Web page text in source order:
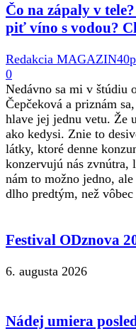
Čo na zápaly v
piť víno s vodou?
Redakcia
0
Nedávno sa mi v štúdiu
Čepčeková a priznám
hlave jej jednu vetu. Že
ako kedysi. Znie to
látky, ktoré denne
konzervujú nás zvnútra,
nám to možno jedno,
dlho predtým, než
Festival ODznova
6. augusta 2026
Nádej umiera